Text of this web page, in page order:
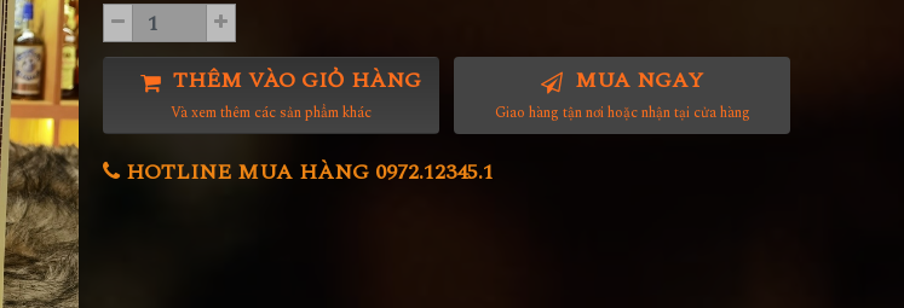
THÊM VÀO GIỎ HÀNG
Và xem thêm các sản phẩm khác
MUA NGAY
Giao hàng tận nơi hoặc nhận tại cửa hàng
HOTLINE MUA HÀNG 0972.12345.1